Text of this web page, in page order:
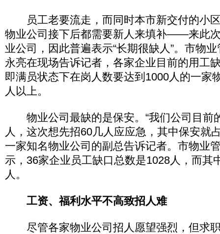
员工老要流走，而同时本市新交付的小
物业公司接下后都需要新人来填补――来此
业公司，因此普遍表示“长期很缺人”。市物
永亮在现场告诉记者，各家企业目前的用工
即满员状态下在岗人数要达到1000人的一家
人以上。
物业公司最缺的是保安。“我们公司目前
人，这次想先招60几人应应急，其中保安就
一家知名物业公司的副总告诉记者。市物业
示，36家企业员工缺口总数是1028人，而其
人。
工资、福利水平不高致招人难
尽管各家物业公司招人愿望强烈，但求